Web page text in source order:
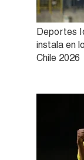
Deportes
instala en
Chile 2026